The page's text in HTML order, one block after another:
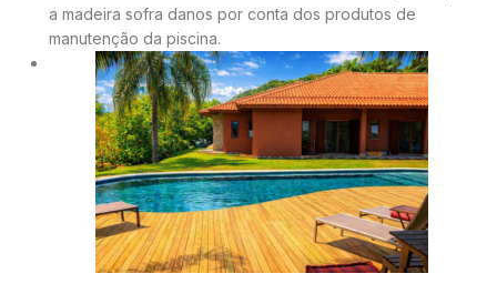
a madeira sofra danos por conta dos produtos de
manutenção da piscina.